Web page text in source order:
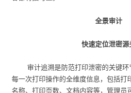
全景审计
快速定位泄密源
审计追溯是防范打印泄密的关键
每一次打印操作的全维度信息，包括打
名称、打印页数、文档内容等，管理员